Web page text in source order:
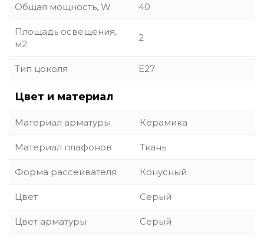
Общая мощность, W 40
Площадь освещения,
м2
2
Тип цоколя E27
Цвет и материал
Материал арматуры Керамика
Материал плафонов Ткань
Форма рассеивателя Конусный
Цвет Серый
Цвет арматуры Серый